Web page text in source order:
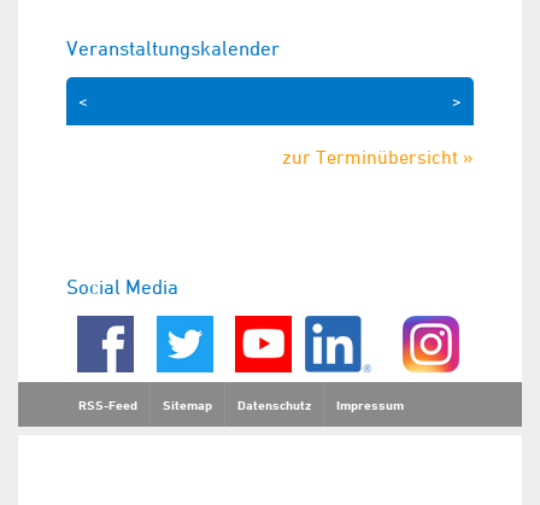
Veranstaltungskalender
>
<
zur Terminübersicht »
Social Media
RSS-Feed Sitemap Datenschutz Impressum